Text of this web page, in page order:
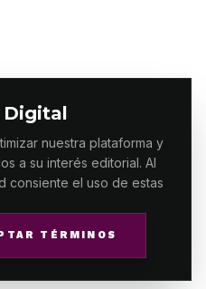
Digital
nuestra plataforma y
a su interés editorial. Al
consiente el uso de estas
TÉRMINOS
DERECHOS